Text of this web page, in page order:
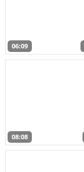
06:09
08:08